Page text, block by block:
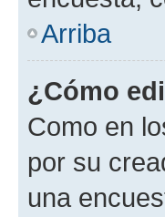
Arriba
¿Cómo
Como en
por su
una